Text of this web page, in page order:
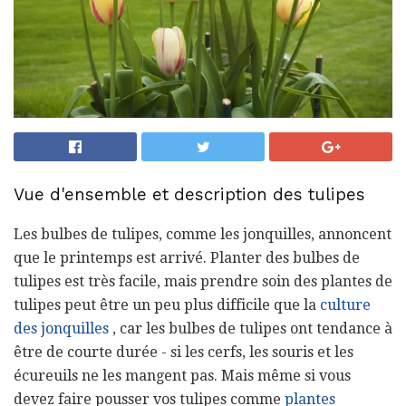
Vue d'ensemble et description des tulipes
Les bulbes de tulipes, comme les jonquilles, annoncent
que le printemps est arrivé. Planter des bulbes de
tulipes est très facile, mais prendre soin des plantes de
tulipes peut être un peu plus difficile que la culture
des jonquilles , car les bulbes de tulipes ont tendance à
être de courte durée - si les cerfs, les souris et les
écureuils ne les mangent pas. Mais même si vous
devez faire pousser vos tulipes comme plantes